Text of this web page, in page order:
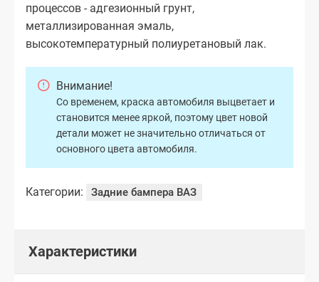
процессов - адгезионный грунт,
металлизированная эмаль,
высокотемпературный полиуретановый лак.
Внимание!
Со временем, краска автомобиля выцветает и
становится менее яркой, поэтому цвет новой
детали может не значительно отличаться от
основного цвета автомобиля.
Категории: Задние бампера ВАЗ
Характеристики